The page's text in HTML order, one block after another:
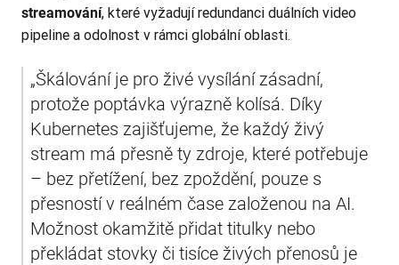
streamování, které vyžadují redundanci duálních video
pipeline a odolnost v rámci globální oblasti.
„Škálování je pro živé vysílání zásadní,
protože poptávka výrazně kolísá. Díky
Kubernetes zajišťujeme, že každý živý
stream má přesně ty zdroje, které potřebuje
– bez přetížení, bez zpoždění, pouze s
přesností v reálném čase založenou na AI.
Možnost okamžitě přidat titulky nebo
překládat stovky či tisíce živých přenosů je